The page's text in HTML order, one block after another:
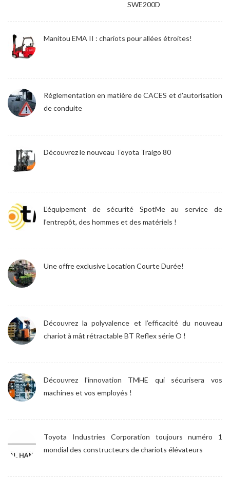
SWE200D
Manitou EMA II : chariots pour allées étroites!
Réglementation en matière de CACES et d'autorisation
de conduite
Découvrez le nouveau Toyota Traigo 80
L’équipement de sécurité SpotMe au service de
l’entrepôt, des hommes et des matériels !
Une offre exclusive Location Courte Durée!
Découvrez la polyvalence et l’efficacité du nouveau
chariot à mât rétractable BT Reflex série O !
Découvrez l'innovation TMHE qui sécurisera vos
machines et vos employés !
Toyota Industries Corporation toujours numéro 1
mondial des constructeurs de chariots élévateurs